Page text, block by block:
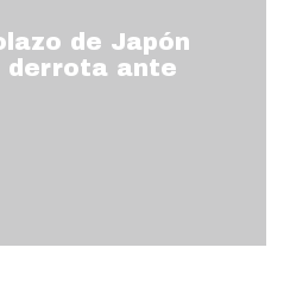
de Japón
derrota ante